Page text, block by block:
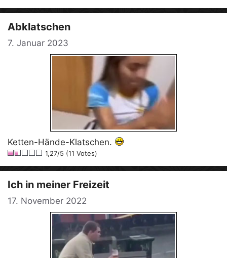
Abklatschen
7. Januar 2023
Ketten-Hände-Klatschen.
1,27/5 (11 Votes)
Ich in meiner Freizeit
17. November 2022